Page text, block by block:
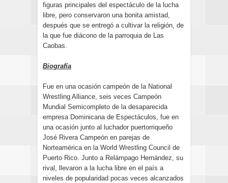
figuras principales del espectáculo de la lucha
libre, pero conservaron una bonita amistad,
después que se entregó a cultivar la religión, de
la que fue diácono de la parroquia de Las
Caobas.
Biografía
Fue en una ocasión campeón de la National
Wrestling Alliance, seis veces Campeón
Mundial Semicompleto de la desaparecida
empresa Dominicana de Espectáculos, fue en
una ocasión junto al luchador puertorriqueño
José Rivera Campeón en parejas de
Norteamérica en la World Wrestling Council de
Puerto Rico. Junto a Relámpago Hernández, su
rival, llevaron a la lucha libre en el país a
niveles de popularidad pocas veces alcanzados